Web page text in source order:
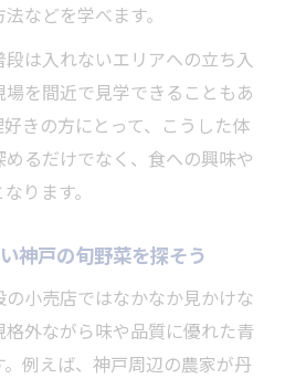
などを学べます。
は入れないエリアへの立ち入
を間近で見学できることもあ
きの方にとって、こうした体
るだけでなく、食への興味や
ります。
神戸の旬野菜を探そう
小売店ではなかなか見かけな
外ながら味や品質に優れた青
例えば、神戸周辺の農家が丹